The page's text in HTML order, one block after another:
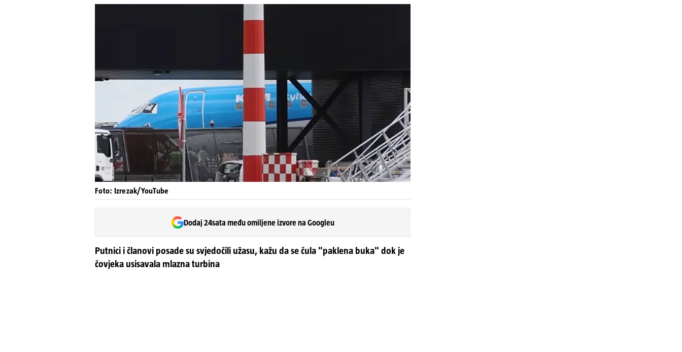
Foto: Izrezak/YouTube
Dodaj 24sata među omiljene izvore na Googleu
Putnici i članovi posade su svjedočili užasu, kažu da se čula "paklena buka" dok je
čovjeka usisavala mlazna turbina